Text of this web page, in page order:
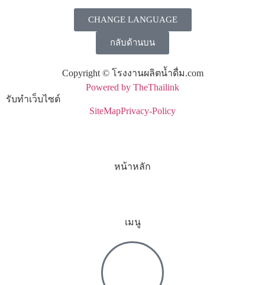
Copyright © โรงงานผลิตน้ำดื่ม.com
Powered by TheThailink
รับทำเว็บไซต์
SiteMapPrivacy-Policy
CHANGE LANGUAGE
กลับด้านบน
หน้าหลัก
เมนู